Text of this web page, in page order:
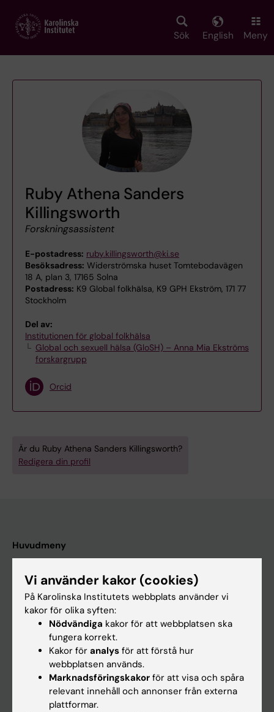
main
Sök English Meny
Ruby Athena Sanders
Killingsworth
Forskningsassistent
E-postadress: ruby.killingsworth@ki.se
Besöksadress: Widerströmska huset Tomtebodavägen
18 A, plan 3, 17165 Solna
Postadress: K9 Global folkhälsa, K9 GPH Ekström, 171 77
Stockholm
Del av:
Institutionen för global folkhälsa
Global och sexuell hälsa (GloSH) – Anna Mia Ekströms
forskargrupp
Orcid
Är du Ruby Athena Sanders Killingsworth?
Redigera din profil
Huvudmeny
Forskarutbildning
Forskning
Kalender
Vi använder kakor (cookies)
På Karolinska Institutets webbplats använder vi
kakor för olika syften:
Nödvändiga kakor för att webbplatsen ska
fungera korrekt.
Kakor för analys för att förstå hur
webbplatsen används.
Marknadsföringskakor för att visa och spåra
relevant innehåll och annonser från externa
plattformar.